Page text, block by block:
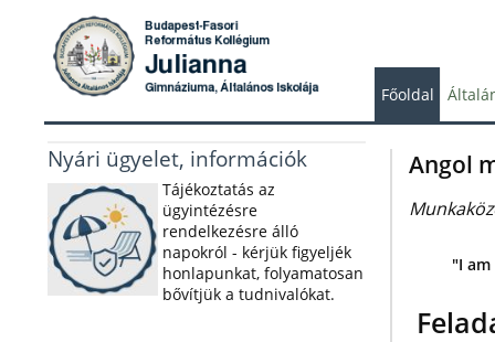
Főoldal
Nyári ügyelet, információk
Tájékoztatás az
ügyintézésre
rendelkezésre álló
napokról - kérjük figyeljék
honlapunkat, folyamatosan
bővítjük a tudnivalókat.
Angol
"I